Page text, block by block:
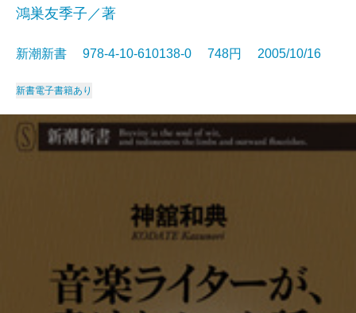
鴻巣友季子／著
新潮新書 978-4-10-610138-0 748円 2005/10/16
新書電子書籍あり